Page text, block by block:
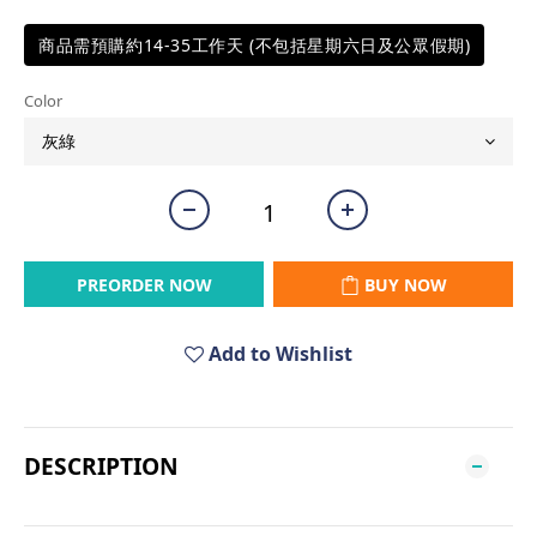
商品需預購約14-35工作天 (不包括星期六日及公眾假期)
Color
PREORDER NOW BUY NOW
Add to Wishlist
DESCRIPTION